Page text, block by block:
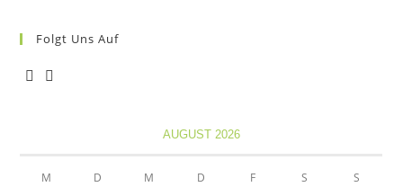
Folgt Uns Auf
AUGUST 2026
M D M D F S S